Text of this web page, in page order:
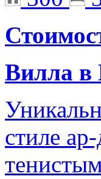
Вилла в
стиле